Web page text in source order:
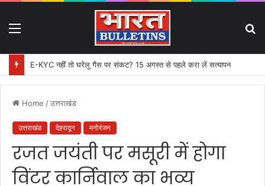
E-KYC नहीं तो घरेलू गैस पर संकट? 15 अगस्त से पहले करा लें सत्यापन
Home /उत्तराखंड
उत्तराखंड देहरादून मनोरंजन
रजत जयंती पर मसूरी में होगा
विंटर कार्निवाल का भव्य